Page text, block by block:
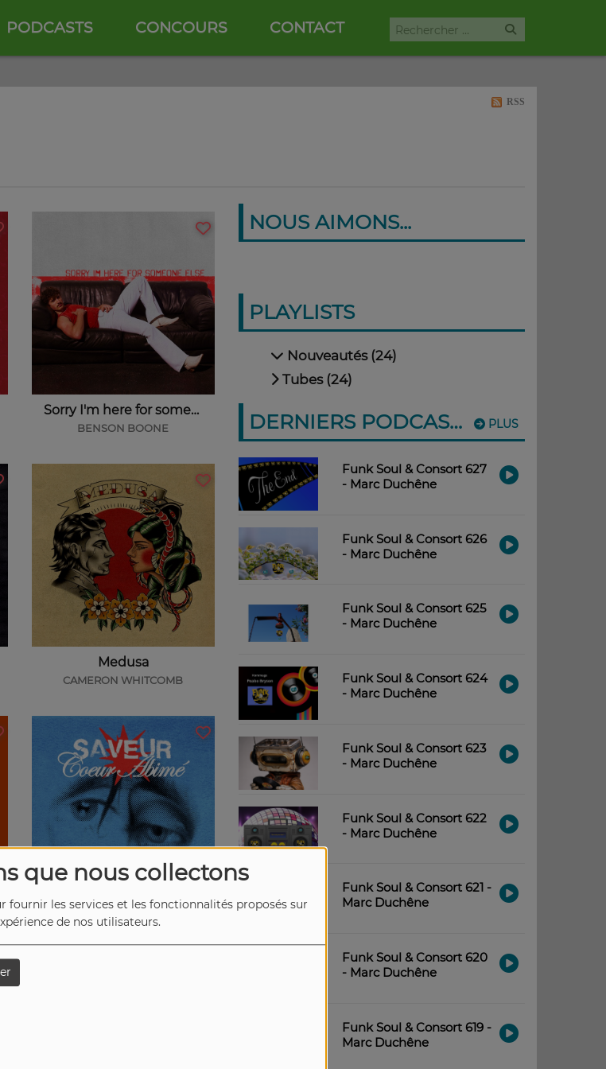
que nous collectons
fournir les services et les fonctionnalités proposés sur
de nos utilisateurs.
PODCASTS CONCOURS CONTACT
RSS
Sorry I'm here for someone else
BENSON BOONE
Medusa
CAMERON WHITCOMB
Saveur coeur abimé
NOUS AIMONS...
PLAYLISTS
Nouveautés (24)
Tubes (24)
PLUS
DERNIERS PODCASTS
Funk Soul & Consort 627
- Marc Duchêne
Funk Soul & Consort 626
- Marc Duchêne
Funk Soul & Consort 625
- Marc Duchêne
Funk Soul & Consort 624
- Marc Duchêne
Funk Soul & Consort 623
- Marc Duchêne
Funk Soul & Consort 622
- Marc Duchêne
Funk Soul & Consort 621 -
Marc Duchêne
Funk Soul & Consort 620
- Marc Duchêne
Funk Soul & Consort 619 -
Marc Duchêne